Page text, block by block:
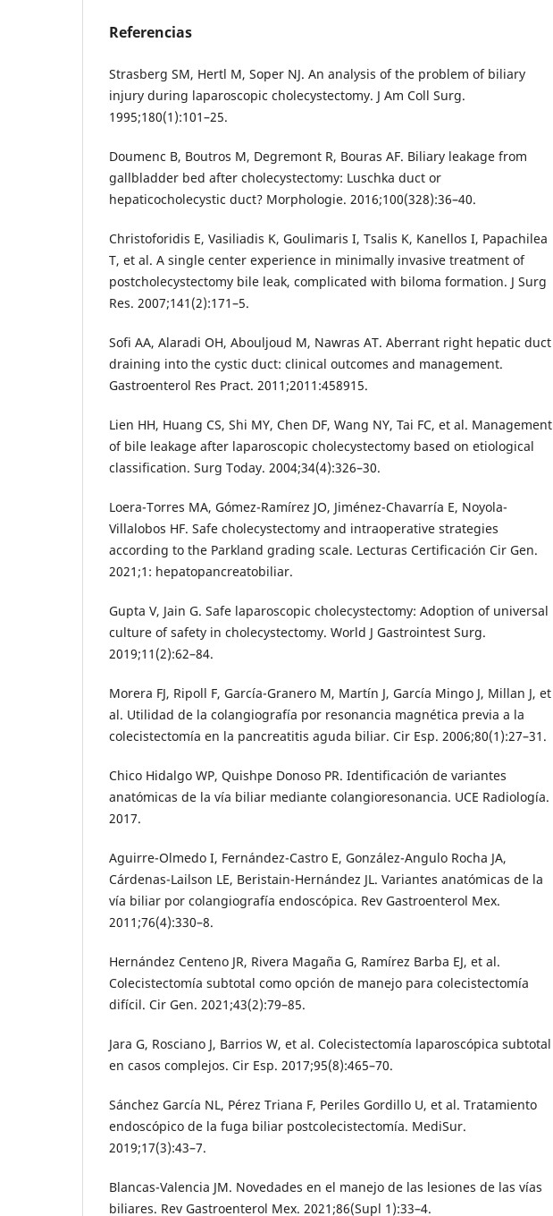
Referencias
Strasberg SM, Hertl M, Soper NJ. An analysis of the problem of biliary
injury during laparoscopic cholecystectomy. J Am Coll Surg.
1995;180(1):101–25.
Doumenc B, Boutros M, Degremont R, Bouras AF. Biliary leakage from
gallbladder bed after cholecystectomy: Luschka duct or
hepaticocholecystic duct? Morphologie. 2016;100(328):36–40.
Christoforidis E, Vasiliadis K, Goulimaris I, Tsalis K, Kanellos I, Papachilea
T, et al. A single center experience in minimally invasive treatment of
postcholecystectomy bile leak, complicated with biloma formation. J Surg
Res. 2007;141(2):171–5.
Sofi AA, Alaradi OH, Abouljoud M, Nawras AT. Aberrant right hepatic duct
draining into the cystic duct: clinical outcomes and management.
Gastroenterol Res Pract. 2011;2011:458915.
Lien HH, Huang CS, Shi MY, Chen DF, Wang NY, Tai FC, et al. Management
of bile leakage after laparoscopic cholecystectomy based on etiological
classification. Surg Today. 2004;34(4):326–30.
Loera-Torres MA, Gómez-Ramírez JO, Jiménez-Chavarría E, Noyola-
Villalobos HF. Safe cholecystectomy and intraoperative strategies
according to the Parkland grading scale. Lecturas Certificación Cir Gen.
2021;1: hepatopancreatobiliar.
Gupta V, Jain G. Safe laparoscopic cholecystectomy: Adoption of universal
culture of safety in cholecystectomy. World J Gastrointest Surg.
2019;11(2):62–84.
Morera FJ, Ripoll F, García-Granero M, Martín J, García Mingo J, Millan J, et
al. Utilidad de la colangiografía por resonancia magnética previa a la
colecistectomía en la pancreatitis aguda biliar. Cir Esp. 2006;80(1):27–31.
Chico Hidalgo WP, Quishpe Donoso PR. Identificación de variantes
anatómicas de la vía biliar mediante colangioresonancia. UCE Radiología.
2017.
Aguirre-Olmedo I, Fernández-Castro E, González-Angulo Rocha JA,
Cárdenas-Lailson LE, Beristain-Hernández JL. Variantes anatómicas de la
vía biliar por colangiografía endoscópica. Rev Gastroenterol Mex.
2011;76(4):330–8.
Hernández Centeno JR, Rivera Magaña G, Ramírez Barba EJ, et al.
Colecistectomía subtotal como opción de manejo para colecistectomía
difícil. Cir Gen. 2021;43(2):79–85.
Jara G, Rosciano J, Barrios W, et al. Colecistectomía laparoscópica subtotal
en casos complejos. Cir Esp. 2017;95(8):465–70.
Sánchez García NL, Pérez Triana F, Periles Gordillo U, et al. Tratamiento
endoscópico de la fuga biliar postcolecistectomía. MediSur.
2019;17(3):43–7.
Blancas-Valencia JM. Novedades en el manejo de las lesiones de las vías
biliares. Rev Gastroenterol Mex. 2021;86(Supl 1):33–4.